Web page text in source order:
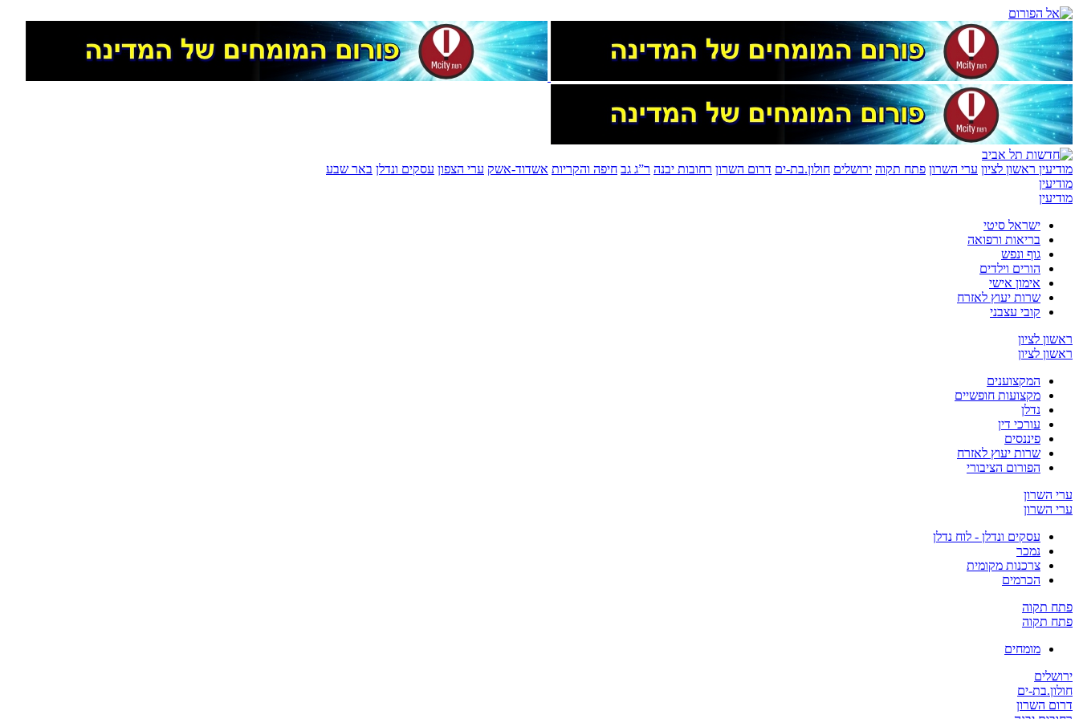
מודיעין ראשון לציון ערי השרון פתח תקוה ירושלים חולון.בת-ים דרום השרון רחובות יבנה ר”ג גב חיפה והקריות אשדוד-אשק ערי הצפון עסקים ונדלן באר שבע
מודיעין
מודיעין
ישראל סיטי
בריאות ורפואה
גוף ונפש
הורים וילדים
אימון אישי
שרות יעוץ לאזרח
קובי עצבני
ראשון לציון
ראשון לציון
המקצוענים
מקצועות חופשיים
נדלן
עורכי דין
פיננסים
שרות יעוץ לאזרח
הפורום הציבורי
ערי השרון
ערי השרון
עסקים ונדלן - לוח נדלן
נמכר
צרכנות מקומית
הכרמים
פתח תקוה
פתח תקוה
מומחים
ירושלים
חולון.בת-ים
דרום השרון